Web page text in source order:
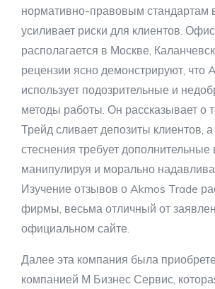
нормативно-правовым стандартам
усиливает риски для клиентов.
располагается в Москве,
рецензии ясно демонстрируют, что
использует подозрительные и
методы работы. Он рассказывает о
Трейд сливает депозиты клиентов,
стеснения требует дополнительные
манипулируя и морально
Изучение отзывов о Akmos Trade
фирмы, весьма отличный от
официальном сайте.
Далее эта компания была
компанией М Бизнес Сервис,